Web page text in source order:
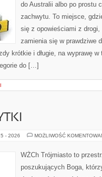
do Australii albo po prostu
zachwytu. To miejsce,
się z opowieściami z
zamienia się w prawdziwe
krótkie i długie, na wyprawę
do […]
- 2026 MOŻLIWOŚĆ
WŻCh Trójmiasto to
poszukujących Boga,